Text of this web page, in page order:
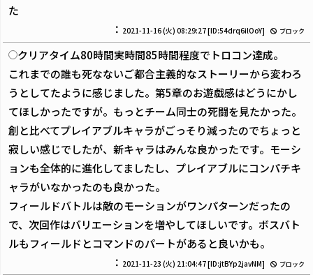
た
： 2021-11-16 (火) 08:29:27[ID:54drq6ilOoY] ブロック
クリアタイム80時間実時間85時間程度でトロコン達成。
これまでの誰も死なないご都合主義的なストーリーから変わろ
うとしてたように感じました。第5章のお遊戯感はどうにかし
てほしかったですが。もっとチーム同士の死闘を見たかった。
創と比べてプレイアブルキャラがごっそり減ったのでちょっと
寂しい感じでしたが、新キャラはみんな良かったです。モーシ
ョンも全体的に進化してましたし、プレイアブルにコンパチキ
ャラがいなかったのも良かった。
フィールドバトルは敵のモーションがワンパターンだったの
で、次回作はバリエーションを増やしてほしいです。ボスバト
ルもフィールドとコマンドのパートがあると良いかも。
： 2021-11-23 (火) 21:04:47[ID:jtBYp2javNM] ブロック